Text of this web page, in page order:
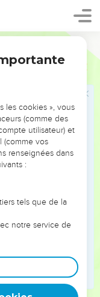
qu’ils auront
Saint, il ne lui
la charge de
Ils se tinrent
de lui. On vint lui
dehors et te
frères ?
et mes frères,
là est pour moi
les cookies », vous
(comme des
utilisateur) et
(comme vos
renseignées dans
:
tels que de la
notre service de